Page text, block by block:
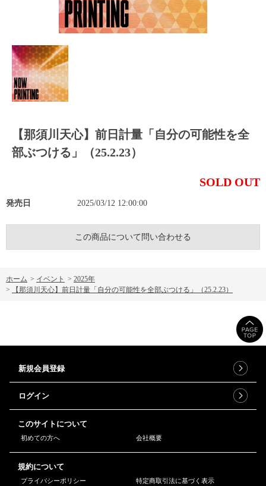
【那須川天心】前日計量「自分の可能性を全
部ぶつける」（25.2.23）
SOLD OUT
発売日 2025/03/12 12:00:00
この商品について問い合わせる
ホーム > イベント > 2025年
>
【那須川天心】前日計量「自分の可能性を全部ぶつける」（25.2.23）
新規会員登録
ログイン
このサイトについて
初めての方へ 会社概要
規約について
プライバシーポリシー 特定商取引法に基づく表示